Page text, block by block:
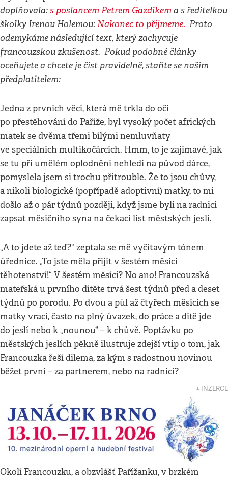
doplňovala:s poslancem Petrem Gazdíkema s ředitelkou
školky Irenou Holemou:Nakonec to přijmeme. Proto
odemykáme následující text, který zachycuje
francouzskou zkušenost. Pokud podobné články
oceňujete a chcete je číst pravidelně, staňte se naším
předplatitelem:
Jedna z prvních věcí, která mě trkla do očí
po přestěhování do Paříže, byl vysoký počet afrických
matek se dvěma třemi bílými nemluvňaty
ve speciálních multikočárcích. Hmm, to je zajímavé, jak
se tu při umělém oplodnění nehledí na původ dárce,
pomyslela jsem si trochu přitrouble. Že to jsou chůvy,
a nikoli biologické (popřípadě adoptivní) matky, to mi
došlo až o pár týdnů později, když jsme byli na radnici
zapsat měsíčního syna na čekací list městských jeslí.
„A to jdete až teď?“ zeptala se mě vyčítavým tónem
úřednice. „To jste měla přijít v šestém měsíci
těhotenství!“ V šestém měsíci? No ano! Francouzská
mateřská u prvního dítěte trvá šest týdnů před a deset
týdnů po porodu. Po dvou a půl až čtyřech měsících se
matky vrací, často na plný úvazek, do práce a dítě jde
do jeslí nebo k „nounou“ – k chůvě. Poptávku po
městských jeslích pěkně ilustruje zdejší vtip o tom, jak
Francouzka řeší dilema, za kým s radostnou novinou
běžet první – za partnerem, nebo na radnici?
↓ INZERCE
Okolí Francouzku, a obzvlášť Pařížanku, v brzkém